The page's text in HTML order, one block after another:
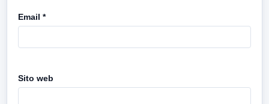
Email *
Sito web